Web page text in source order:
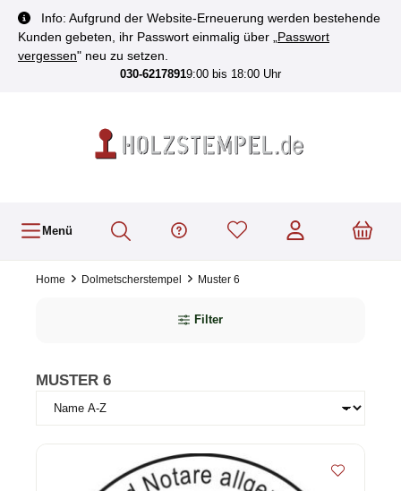
springen
Info: Aufgrund der Website-Erneuerung werden bestehende
Kunden gebeten, ihr Passwort einmalig über „ Passwort
vergessen" neu zu setzen.
030-62178919:00 bis 18:00 Uhr
Menü
Home Dolmetscherstempel Muster 6
Filter
MUSTER 6